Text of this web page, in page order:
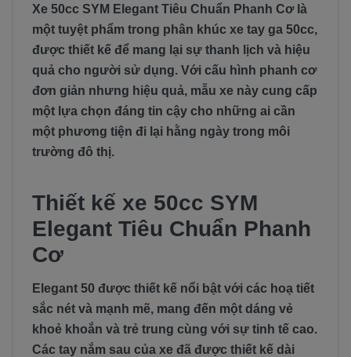
Xe 50cc SYM Elegant Tiêu Chuẩn Phanh Cơ là
một tuyệt phẩm trong phân khúc xe tay ga 50cc,
được thiết kế để mang lại sự thanh lịch và hiệu
quả cho người sử dụng. Với cấu hình phanh cơ
đơn giản nhưng hiệu quả, mẫu xe này cung cấp
một lựa chọn đáng tin cậy cho những ai cần
một phương tiện đi lại hằng ngày trong môi
trường đô thị.
Thiết kế xe 50cc SYM
Elegant Tiêu Chuẩn Phanh
Cơ
Elegant 50 được thiết kế nổi bật với các hoạ tiết
sắc nét và mạnh mẽ, mang đến một dáng vẻ
khoẻ khoắn và trẻ trung cùng với sự tinh tế cao.
Các tay nắm sau của xe đã được thiết kế dài